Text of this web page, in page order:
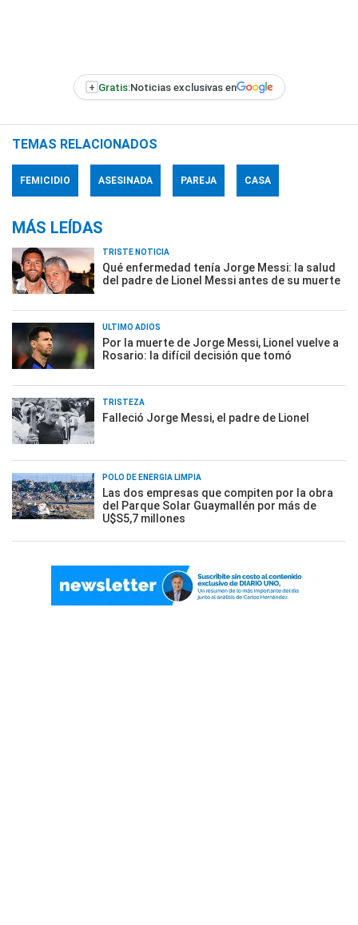
+ Gratis:Noticias exclusivas en
TEMAS RELACIONADOS
FEMICIDIO ASESINADA PAREJA CASA
MÁS LEÍDAS
TRISTE NOTICIA
Qué enfermedad tenía Jorge Messi: la salud
del padre de Lionel Messi antes de su muerte
ÚLTIMO ADIÓS
Por la muerte de Jorge Messi, Lionel vuelve a
Rosario: la difícil decisión que tomó
TRISTEZA
Falleció Jorge Messi, el padre de Lionel
POLO DE ENERGÍA LIMPIA
Las dos empresas que compiten por la obra
del Parque Solar Guaymallén por más de
U$S5,7 millones